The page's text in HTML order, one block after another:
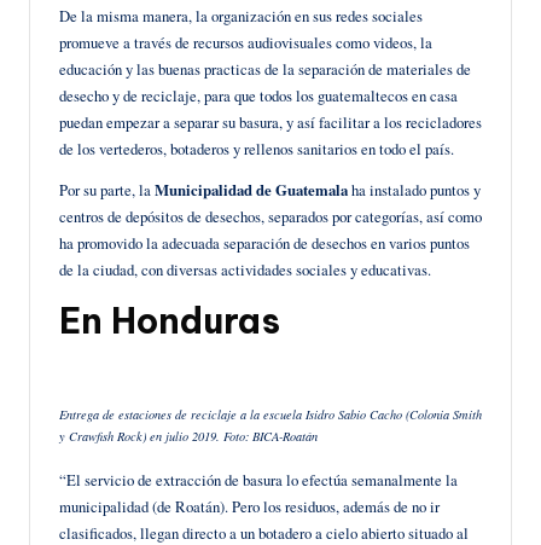
De la misma manera, la organización en sus redes sociales
promueve a través de recursos audiovisuales como videos, la
educación y las buenas practicas de la separación de materiales de
desecho y de reciclaje, para que todos los guatemaltecos en casa
puedan empezar a separar su basura, y así facilitar a los recicladores
de los vertederos, botaderos y rellenos sanitarios en todo el país.
Por su parte, laMunicipalidad de Guatemalaha instalado puntos y
centros de depósitos de desechos, separados por categorías, así como
ha promovido la adecuada separación de desechos en varios puntos
de la ciudad, con diversas actividades sociales y educativas.
En Honduras
Entrega de estaciones de reciclaje a la escuela Isidro Sabio Cacho (Colonia Smith
y Crawfish Rock) en julio 2019. Foto: BICA-Roatán
“El servicio de extracción de basura lo efectúa semanalmente la
municipalidad (de Roatán). Pero los residuos, además de no ir
clasificados, llegan directo a un botadero a cielo abierto situado al